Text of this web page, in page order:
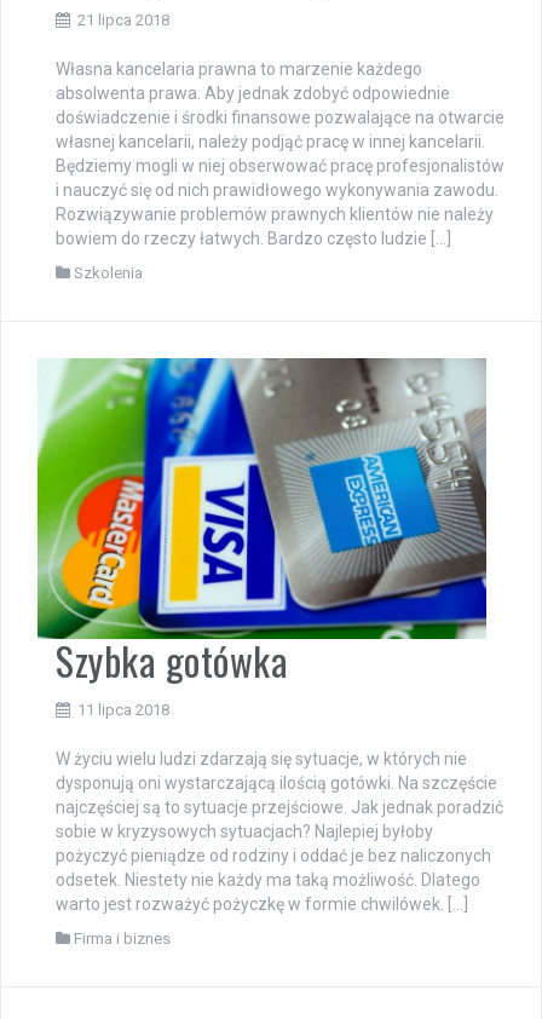
21 lipca 2018
Własna kancelaria prawna to marzenie każdego
absolwenta prawa. Aby jednak zdobyć odpowiednie
doświadczenie i środki finansowe pozwalające na otwarcie
własnej kancelarii, należy podjąć pracę w innej kancelarii.
Będziemy mogli w niej obserwować pracę profesjonalistów
i nauczyć się od nich prawidłowego wykonywania zawodu.
Rozwiązywanie problemów prawnych klientów nie należy
bowiem do rzeczy łatwych. Bardzo często ludzie […]
Szkolenia
Szybka gotówka
11 lipca 2018
W życiu wielu ludzi zdarzają się sytuacje, w których nie
dysponują oni wystarczającą ilością gotówki. Na szczęście
najczęściej są to sytuacje przejściowe. Jak jednak poradzić
sobie w kryzysowych sytuacjach? Najlepiej byłoby
pożyczyć pieniądze od rodziny i oddać je bez naliczonych
odsetek. Niestety nie każdy ma taką możliwość. Dlatego
warto jest rozważyć pożyczkę w formie chwilówek. […]
Firma i biznes